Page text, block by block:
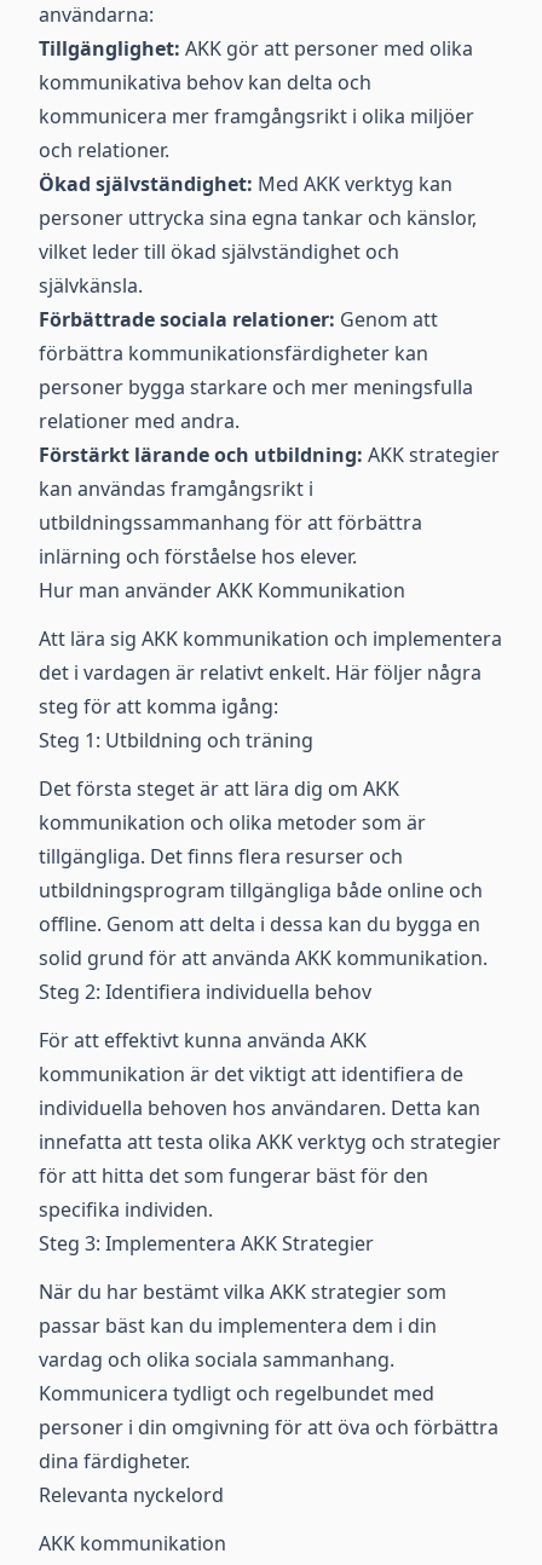
användarna:
Tillgänglighet: AKK gör att personer med olika
kommunikativa behov kan delta och
kommunicera mer framgångsrikt i olika miljöer
och relationer.
Ökad självständighet: Med AKK verktyg kan
personer uttrycka sina egna tankar och känslor,
vilket leder till ökad självständighet och
självkänsla.
Förbättrade sociala relationer: Genom att
förbättra kommunikationsfärdigheter kan
personer bygga starkare och mer meningsfulla
relationer med andra.
Förstärkt lärande och utbildning: AKK strategier
kan användas framgångsrikt i
utbildningssammanhang för att förbättra
inlärning och förståelse hos elever.
Hur man använder AKK Kommunikation
Att lära sig AKK kommunikation och implementera
det i vardagen är relativt enkelt. Här följer några
steg för att komma igång:
Steg 1: Utbildning och träning
Det första steget är att lära dig om AKK
kommunikation och olika metoder som är
tillgängliga. Det finns flera resurser och
utbildningsprogram tillgängliga både online och
offline. Genom att delta i dessa kan du bygga en
solid grund för att använda AKK kommunikation.
Steg 2: Identifiera individuella behov
För att effektivt kunna använda AKK
kommunikation är det viktigt att identifiera de
individuella behoven hos användaren. Detta kan
innefatta att testa olika AKK verktyg och strategier
för att hitta det som fungerar bäst för den
specifika individen.
Steg 3: Implementera AKK Strategier
När du har bestämt vilka AKK strategier som
passar bäst kan du implementera dem i din
vardag och olika sociala sammanhang.
Kommunicera tydligt och regelbundet med
personer i din omgivning för att öva och förbättra
dina färdigheter.
Relevanta nyckelord
AKK kommunikation